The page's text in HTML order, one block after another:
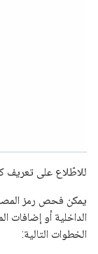
للاطّلاع على تعريف
يمكن فحص رمز
الداخلية أو إضافات
الخطوات التالية: